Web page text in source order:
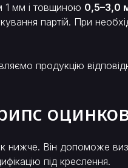
1 мм і товщиною 0,5–3,0
партій. При
продукцію
нижче. Він допоможе
під креслення.